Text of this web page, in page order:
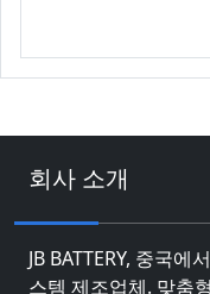
회사 소개
JB BATTERY, 중국
스템 제조업체. 맞춤